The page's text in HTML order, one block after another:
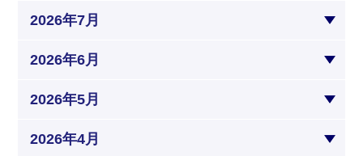
2026年7月
2026年6月
2026年5月
2026年4月